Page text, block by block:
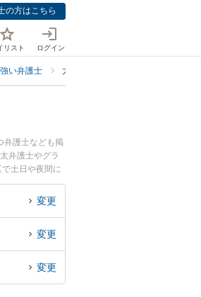
の方はこちら
リスト ログイン
い弁護士 大阪市北区で住民・入居者・買主側
弁護士なども掲
弁護士やグラ
土日や夜間に
弁護士を検索し
。
変更
変更
変更